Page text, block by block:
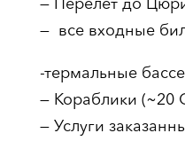
— все входные
-термальные
— Кораблики (~20
— Услуги